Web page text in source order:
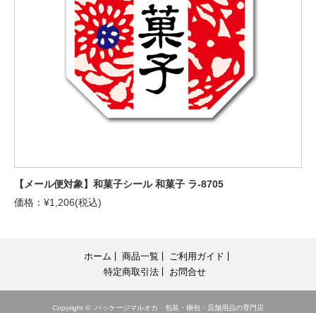
【メール便対象】和菓子シール 和菓子 ラ-8705
価格：¥1,206(税込)
ホーム 商品一覧
ご利用ガイド
特定商取引法
お問合せ
Copyright © パッケージマルオカ 包装・梱包・店舗用品の専門店